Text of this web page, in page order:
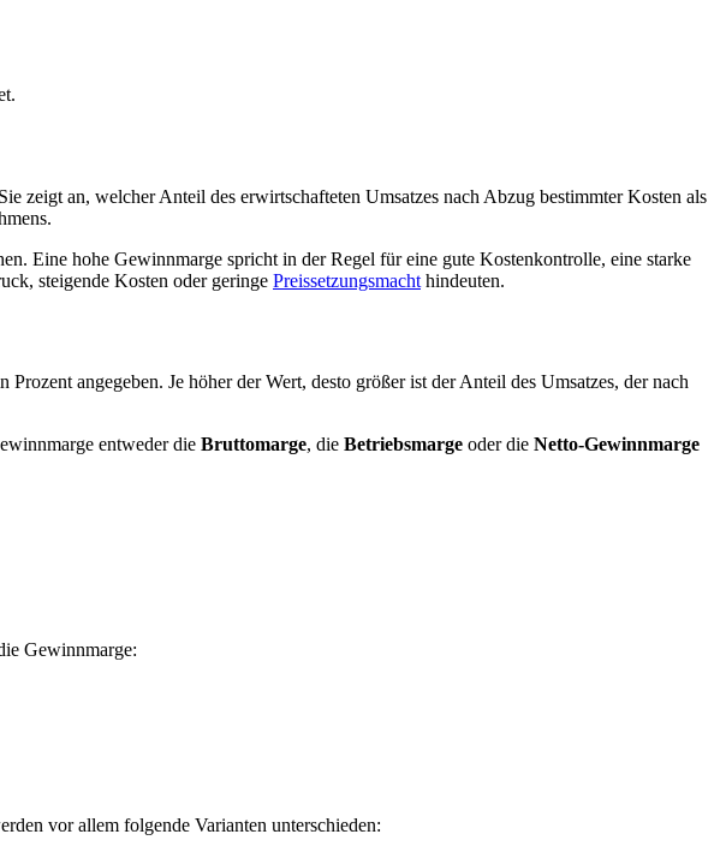
zeigt an, welcher Anteil des erwirtschafteten Umsatzes nach Abzug bestimmter Kosten als
Eine hohe Gewinnmarge spricht in der Regel für eine gute Kostenkontrolle, eine starke
steigende Kosten oder geringe Preissetzungsmacht hindeuten.
angegeben. Je höher der Wert, desto größer ist der Anteil des Umsatzes, der nach
entweder die Bruttomarge, die Betriebsmarge oder die Netto-Gewinnmarge
Gewinnmarge:
vor allem folgende Varianten unterschieden: